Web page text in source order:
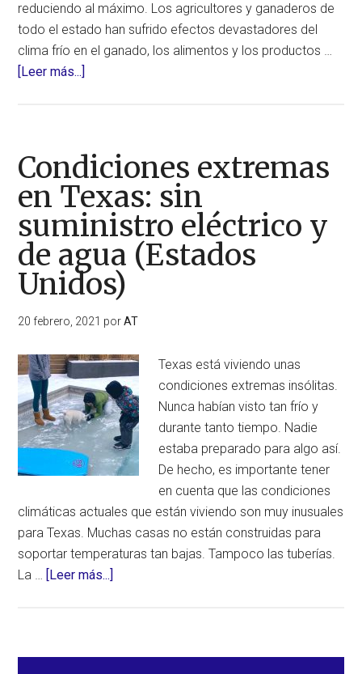
reduciendo al máximo. Los agricultores y ganaderos de
todo el estado han sufrido efectos devastadores del
clima frío en el ganado, los alimentos y los productos …
[Leer más...]
en
Texas:
la
cadena
de
suministros
está
paralizada
(Estados
Condiciones extremas
en Texas: sin
suministro eléctrico y
de agua (Estados
Unidos)
20 febrero, 2021 porAT
Texas está viviendo unas
condiciones extremas insólitas.
Nunca habían visto tan frío y
durante tanto tiempo. Nadie
estaba preparado para algo así.
De hecho, es importante tener
en cuenta que las condiciones
climáticas actuales que están viviendo son muy inusuales
para Texas. Muchas casas no están construidas para
soportar temperaturas tan bajas. Tampoco las tuberías.
La … [Leer más...]
en